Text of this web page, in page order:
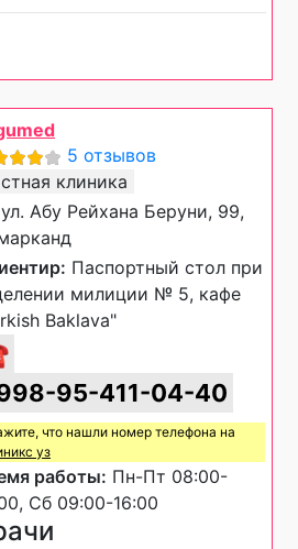
5 отзывов
клиника
ул. Абу Рейхана Беруни, 99,
Паспортный стол при
милиции № 5, кафе
Baklava"
95-411-04-40
что нашли номер телефона на
уз
работы: Пн-Пт 08:00-
Сб 09:00-16:00